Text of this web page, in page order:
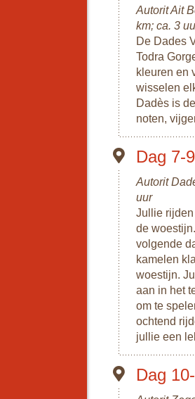
Autorit Ait
km; ca. 3
De Dades
Todra
kleuren en
wisselen
Dadès is
noten,
Dag 7-
Autorit
uur
Jullie
de
volgende
kamelen
woestijn.
aan in het
om te
ochtend
jullie een
Dag